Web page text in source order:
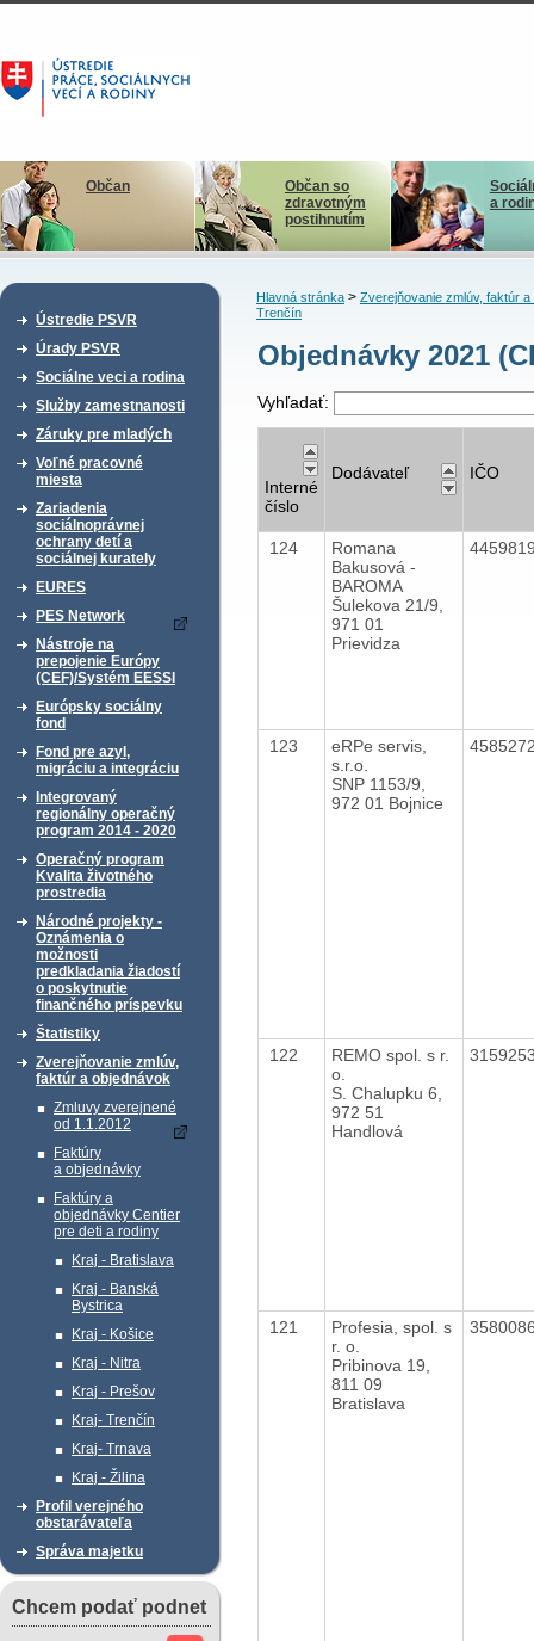
Občan
Občan so
zdravotným
postihnutím
a
Ústredie PSVR
Úrady PSVR
Sociálne veci a rodina
Služby zamestnanosti
Záruky pre mladých
Voľné pracovné
miesta
Zariadenia
sociálnoprávnej
ochrany detí a
sociálnej kurately
EURES
PES Network
Nástroje na
prepojenie Európy
(CEF)/Systém EESSI
Európsky sociálny
fond
Fond pre azyl,
migráciu a integráciu
Integrovaný
regionálny operačný
program 2014 - 2020
Operačný program
Kvalita životného
prostredia
Národné projekty -
Oznámenia o
možnosti
predkladania žiadostí
o poskytnutie
finančného príspevku
Štatistiky
Zverejňovanie zmlúv,
faktúr a objednávok
Zmluvy zverejnené
od 1.1.2012
Faktúry
a objednávky
Faktúry a
objednávky Centier
pre deti a rodiny
Kraj - Bratislava
Kraj - Banská
Bystrica
Kraj - Košice
Kraj - Nitra
Kraj - Prešov
Kraj- Trenčín
Kraj- Trnava
Kraj - Žilina
Profil verejného
obstarávateľa
Správa majetku
Chcem podať podnet
Hlavná stránka> Zverejňovanie zmlúv, faktúr a
Trenčín
Objednávky 2021
Vyhľadať:
Interné
číslo
Dodávateľ IČO
124
Romana
Bakusová -
BAROMA
Šulekova 21/9,
971 01
Prievidza
123
eRPe servis,
s.r.o.
SNP 1153/9,
972 01 Bojnice
122
REMO spol. s r.
o.
S. Chalupku 6,
972 51
Handlová
121
Profesia, spol. s
r. o.
Pribinova 19,
811 09
Bratislava